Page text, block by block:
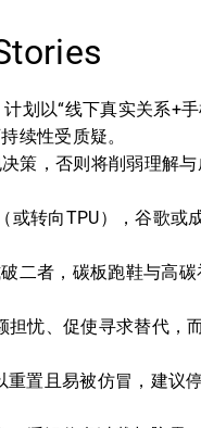
划以“线下真实关系+
续性受质疑。
策，否则将削弱理解
或转向TPU），谷歌或
二者，碳板跑鞋与高
忧、促使寻求替代，
置且易被仿冒，建议